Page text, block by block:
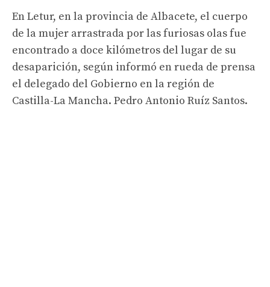
En Letur, en la provincia de Albacete, el cuerpo
de la mujer arrastrada por las furiosas olas fue
encontrado a doce kilómetros del lugar de su
desaparición, según informó en rueda de prensa
el delegado del Gobierno en la región de
Castilla-La Mancha. Pedro Antonio Ruíz Santos.